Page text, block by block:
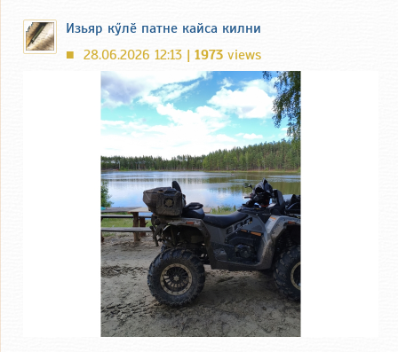
Изьяр кӳлӗ патне кайса килни
■ 28.06.2026 12:13 | 1973 views